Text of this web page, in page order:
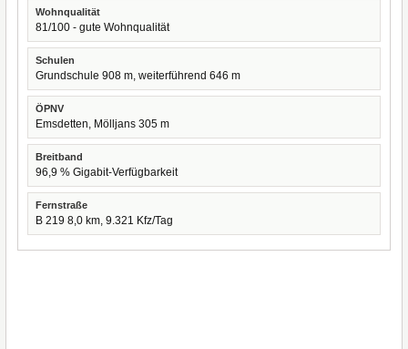
Wohnqualität
81/100 - gute Wohnqualität
Schulen
Grundschule 908 m, weiterführend 646 m
ÖPNV
Emsdetten, Mölljans 305 m
Breitband
96,9 % Gigabit-Verfügbarkeit
Fernstraße
B 219 8,0 km, 9.321 Kfz/Tag